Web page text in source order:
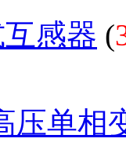
感器 (
压单相